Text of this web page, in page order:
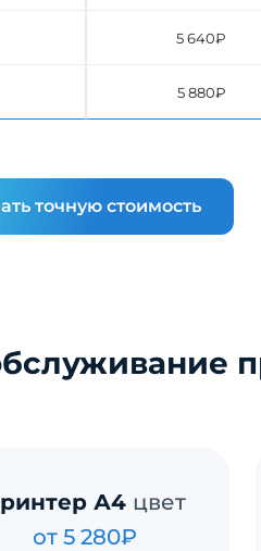
5 640₽
5 880₽
точную стоимость
А4 цвет
от 5 280₽